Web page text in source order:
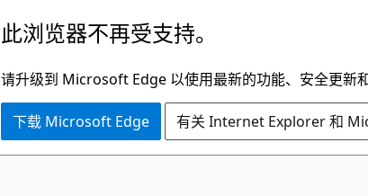
此浏览器不再受支持。
请升级到 Microsoft Edge 以使用最新的功能、安全更新和
下载 Microsoft Edge 有关 Internet Explorer 和